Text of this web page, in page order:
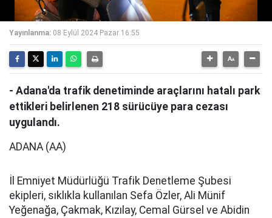
Yayınlanma: 08 Eylül 2024 Pazar 16:55
- Adana'da trafik denetiminde araçlarını hatalı park
ettikleri belirlenen 218 sürücüye para cezası
uygulandı.
ADANA (AA)
İl Emniyet Müdürlüğü Trafik Denetleme Şubesi
ekipleri, sıklıkla kullanılan Sefa Özler, Ali Münif
Yeğenağa, Çakmak, Kızılay, Cemal Gürsel ve Abidin